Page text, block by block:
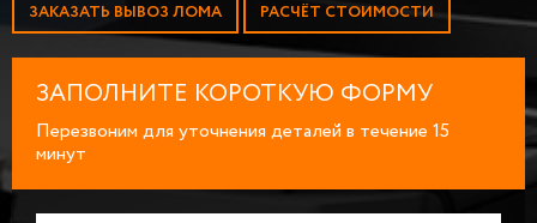
ЗАКАЗАТЬ ВЫВОЗ ЛОМА РАСЧЁТ СТОИМОСТИ
ЗАПОЛНИТЕ КОРОТКУЮ ФОРМУ
Перезвоним для уточнения деталей в течение 15
минут